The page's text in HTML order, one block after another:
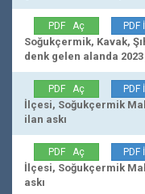
PDF Aç PDF
Soğukçermik, Kavak,
denk gelen alanda 2023
PDF Aç PDF
İlçesi, Soğukçermik
ilan askı
PDF Aç PDF
İlçesi, Soğukçermik
askı